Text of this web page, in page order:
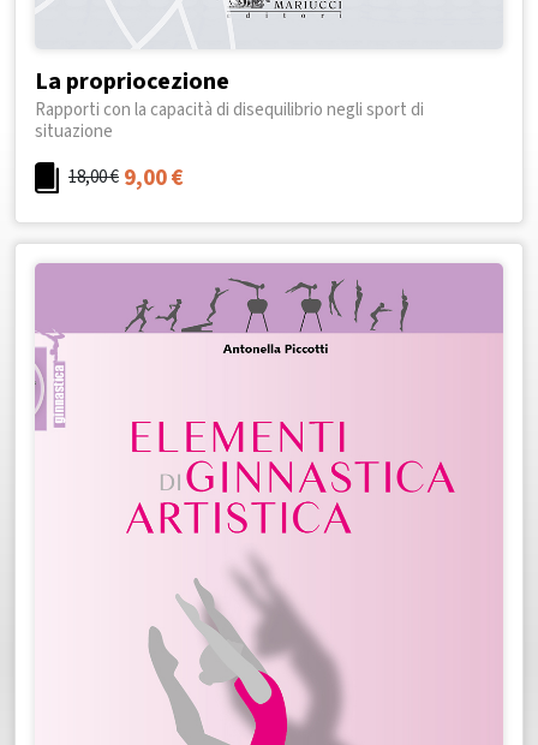
La propriocezione
Rapporti con la capacità di disequilibrio negli sport di
situazione
18,00€ 9,00€